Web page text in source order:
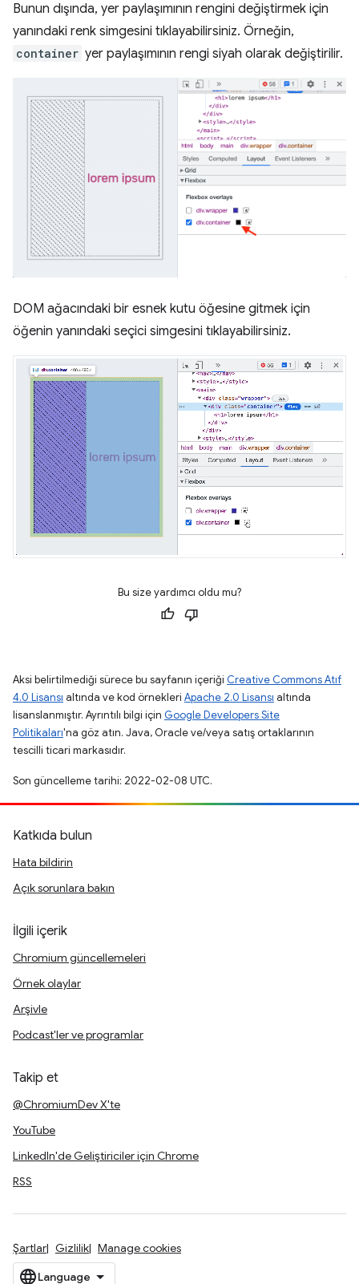
Bunun dışında, yer paylaşımının rengini değiştirmek için
yanındaki renk simgesini tıklayabilirsiniz. Örneğin,
container yer paylaşımının rengi siyah olarak değiştirilir.
DOM ağacındaki bir esnek kutu öğesine gitmek için
öğenin yanındaki seçici simgesini tıklayabilirsiniz.
Bu size yardımcı oldu mu?
Aksi belirtilmediği sürece bu sayfanın içeriği Creative Commons Atıf
4.0 Lisansı altında ve kod örnekleri Apache 2.0 Lisansı altında
lisanslanmıştır. Ayrıntılı bilgi için Google Developers Site
Politikaları'na göz atın. Java, Oracle ve/veya satış ortaklarının
tescilli ticari markasıdır.
Son güncelleme tarihi: 2022-02-08 UTC.
Katkıda bulun
Hata bildirin
Açık sorunlara bakın
İlgili içerik
Chromium güncellemeleri
Örnek olaylar
Arşivle
Podcast'ler ve programlar
Takip et
@ChromiumDev X'te
YouTube
LinkedIn'de Geliştiriciler için Chrome
RSS
Şartlar Gizlilik Manage cookies